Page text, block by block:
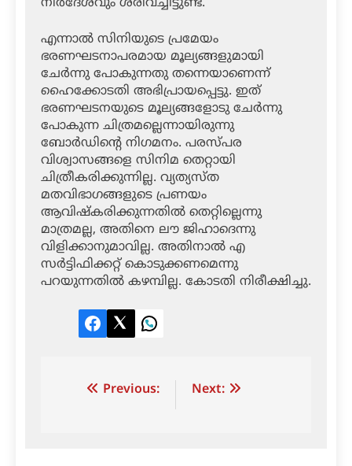
നിര്‍ദേശവും ശരിവച്ചിട്ടുണ്ട്.
എന്നാല്‍ സിനിയുടെ പ്രമേയം
ഭരണഘടനാപരമായ മൂല്യങ്ങളുമായി
ചേര്‍ന്നു പോകുന്നതു തന്നെയാണെന്ന്
ഹൈക്കോടതി അഭിപ്രായപ്പെട്ടു. ഇത്
ഭരണഘടനയുടെ മൂല്യങ്ങളോടു ചേര്‍ന്നു
പോകുന്ന ചിത്രമല്ലെന്നായിരുന്നു
ബോര്‍ഡിന്റെ നിഗമനം. പരസ്പര
വിശ്വാസങ്ങളെ സിനിമ തെറ്റായി
ചിത്രീകരിക്കുന്നില്ല. വ്യത്യസ്ത
മതവിഭാഗങ്ങളുടെ പ്രണയം
ആവിഷ്‌കരിക്കുന്നതില്‍ തെറ്റില്ലെന്നു
മാത്രമല്ല, അതിനെ ലൗ ജിഹാദെന്നു
വിളിക്കാനുമാവില്ല. അതിനാല്‍ എ
സര്‍ട്ടിഫിക്കറ്റ് കൊടുക്കണമെന്നു
പറയുന്നതില്‍ കഴമ്പില്ല. കോടതി നിരീക്ഷിച്ചു.
Facebook
TwitterLinkedIn
Post Previous: Next: